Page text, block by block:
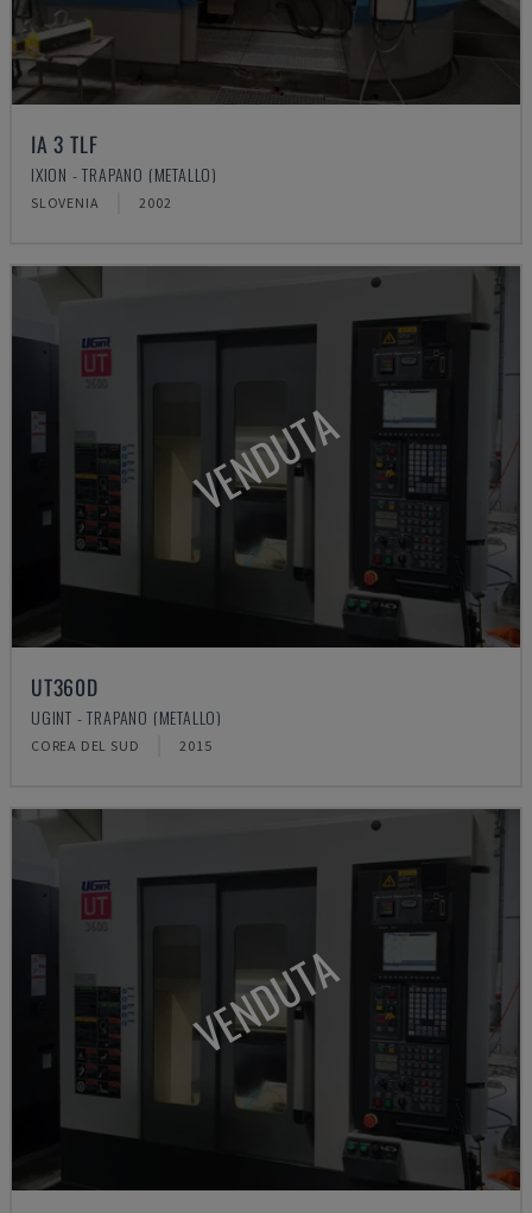
IA 3 TLF
IXION - TRAPANO (METALLO)
SLOVENIA 2002
VENDUTA
UT360D
UGINT - TRAPANO (METALLO)
COREA DEL SUD 2015
VENDUTA